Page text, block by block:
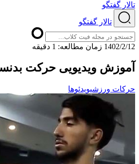
تالار گفتگو
تالار گفتگو
1402/2/12 ﺯﻣﺎﻥ ﻣﻄﺎﻟﻌﻪ: 1 دقیقه
آموزش ویدیویی حرکت
حرکات ورزشیویدئوها